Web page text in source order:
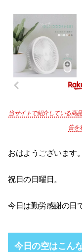
当サイトで紹介している商
告を
おはようございます
祝日の日曜日。
今日は勤労感謝の日
今日の空はこん